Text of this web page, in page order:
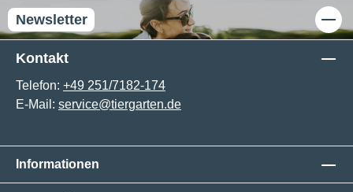
Newsletter
Kontakt
Telefon: +49 251/7182-174
E-Mail: service@tiergarten.de
Informationen